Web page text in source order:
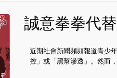
誠意拳拳代
近期社會新聞頻頻報道青少
控」或「黑幫滲透」。然而